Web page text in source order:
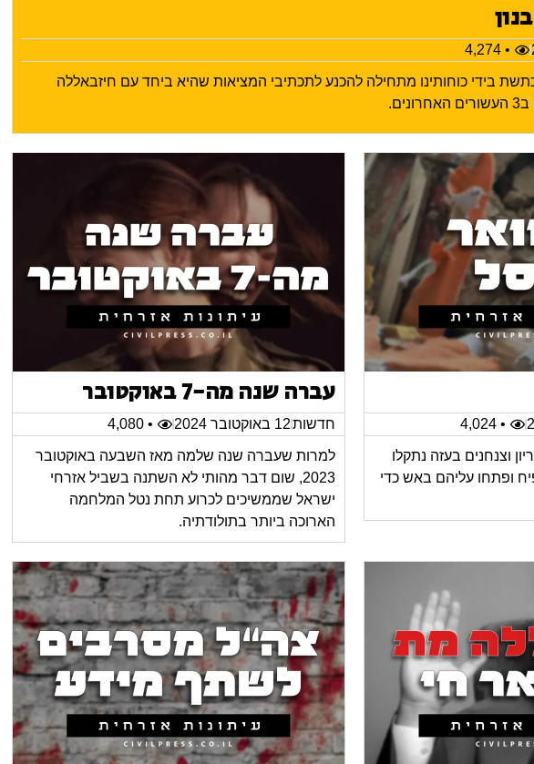
• 4,274
בידי כוחותינו מתחילה להכנע לתכתיבי המציאות שהיא ביחד עם חיזבאללה
• 4,024
וצנחנים בעזה נתקלו
ופתחו עליהם באש כדי
עברה שנה מה-7 באוקטובר
חדשות12 באוקטובר 2024 • 4,080
למרות שעברה שנה שלמה מאז השבעה באוקטובר
2023, שום דבר מהותי לא השתנה בשביל אזרחי
ישראל שממשיכים לכרוע תחת נטל המלחמה
הארוכה ביותר בתולודתיה.